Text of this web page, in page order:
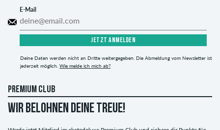
E-Mail
JETZT ANMELDEN
Deine Daten werden nicht an Dritte weitergegeben. Die Abmeldung vom Newsletter ist
jederzeit möglich. Wie melde ich mich ab?
PREMIUM CLUB
WIR BELOHNEN DEINE TREUE!